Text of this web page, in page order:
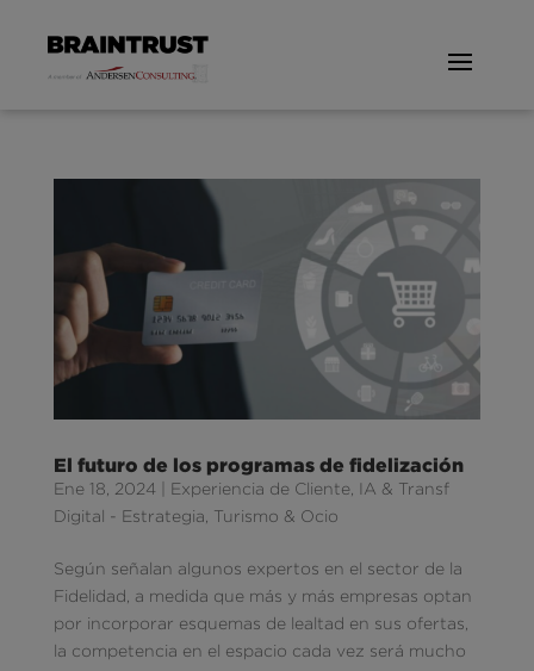
El futuro de los programas de fidelización
Ene 18, 2024| Experiencia de Cliente, IA & Transf
Digital - Estrategia Turismo & Ocio
Según señalan algunos expertos en el sector de la
Fidelidad, a medida que más y más empresas optan
por incorporar esquemas de lealtad en sus ofertas,
la competencia en el espacio cada vez será mucho